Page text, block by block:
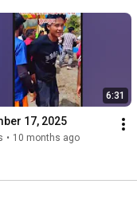
6:31
17, 2025
• 10 months ago